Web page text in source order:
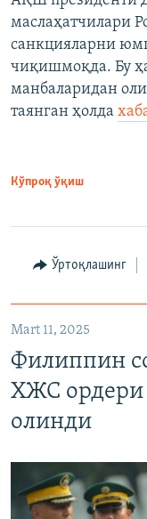
маслаҳатчилари
санкцияларни
чиқишмоқда. Бу
манбаларидан
таянган ҳолда
Кўпроқ ўқиш
Ўртоқлашинг
Mart 11, 2025
Филиппин
ХЖС ордери
олинди